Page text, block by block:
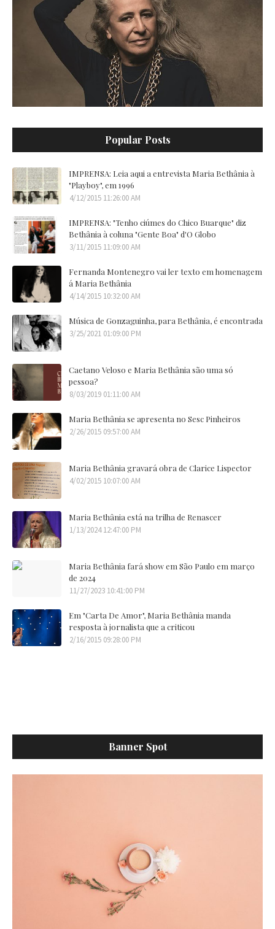
Popular Posts
IMPRENSA: Leia aqui a entrevista Maria Bethânia à
"Playboy", em 1996
4/12/2015 11:26:00 AM
IMPRENSA: "Tenho ciúmes do Chico Buarque" diz
Bethânia à coluna "Gente Boa" d'O Globo
3/11/2015 11:09:00 AM
Fernanda Montenegro vai ler texto em homenagem
á Maria Bethânia
4/14/2015 10:32:00 AM
Música de Gonzaguinha, para Bethânia, é encontrada
3/25/2021 01:09:00 PM
Caetano Veloso e Maria Bethânia são uma só
pessoa?
8/03/2019 01:11:00 AM
Maria Bethânia se apresenta no Sesc Pinheiros
2/26/2015 09:57:00 AM
Maria Bethânia gravará obra de Clarice Lispector
4/02/2015 10:07:00 AM
Maria Bethânia está na trilha de Renascer
1/13/2024 12:47:00 PM
Maria Bethânia fará show em São Paulo em março
de 2024
11/27/2023 10:41:00 PM
Em "Carta De Amor", Maria Bethânia manda
resposta à jornalista que a criticou
2/16/2015 09:28:00 PM
Banner Spot